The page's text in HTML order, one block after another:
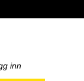
inn